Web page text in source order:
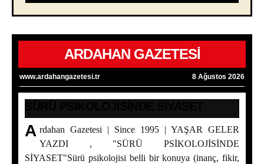
ARDAHAN GAZETESİ
www.ardahangazetesi.tr 8 Ağustos 2026
A rdahan Gazetesi | Since 1995 | YAŞAR GELER
YAZDI , "SÜRÜ PSİKOLOJİSİNDE
SİYASET"Sürü psikolojisi belli bir konuya (inanç, fikir,